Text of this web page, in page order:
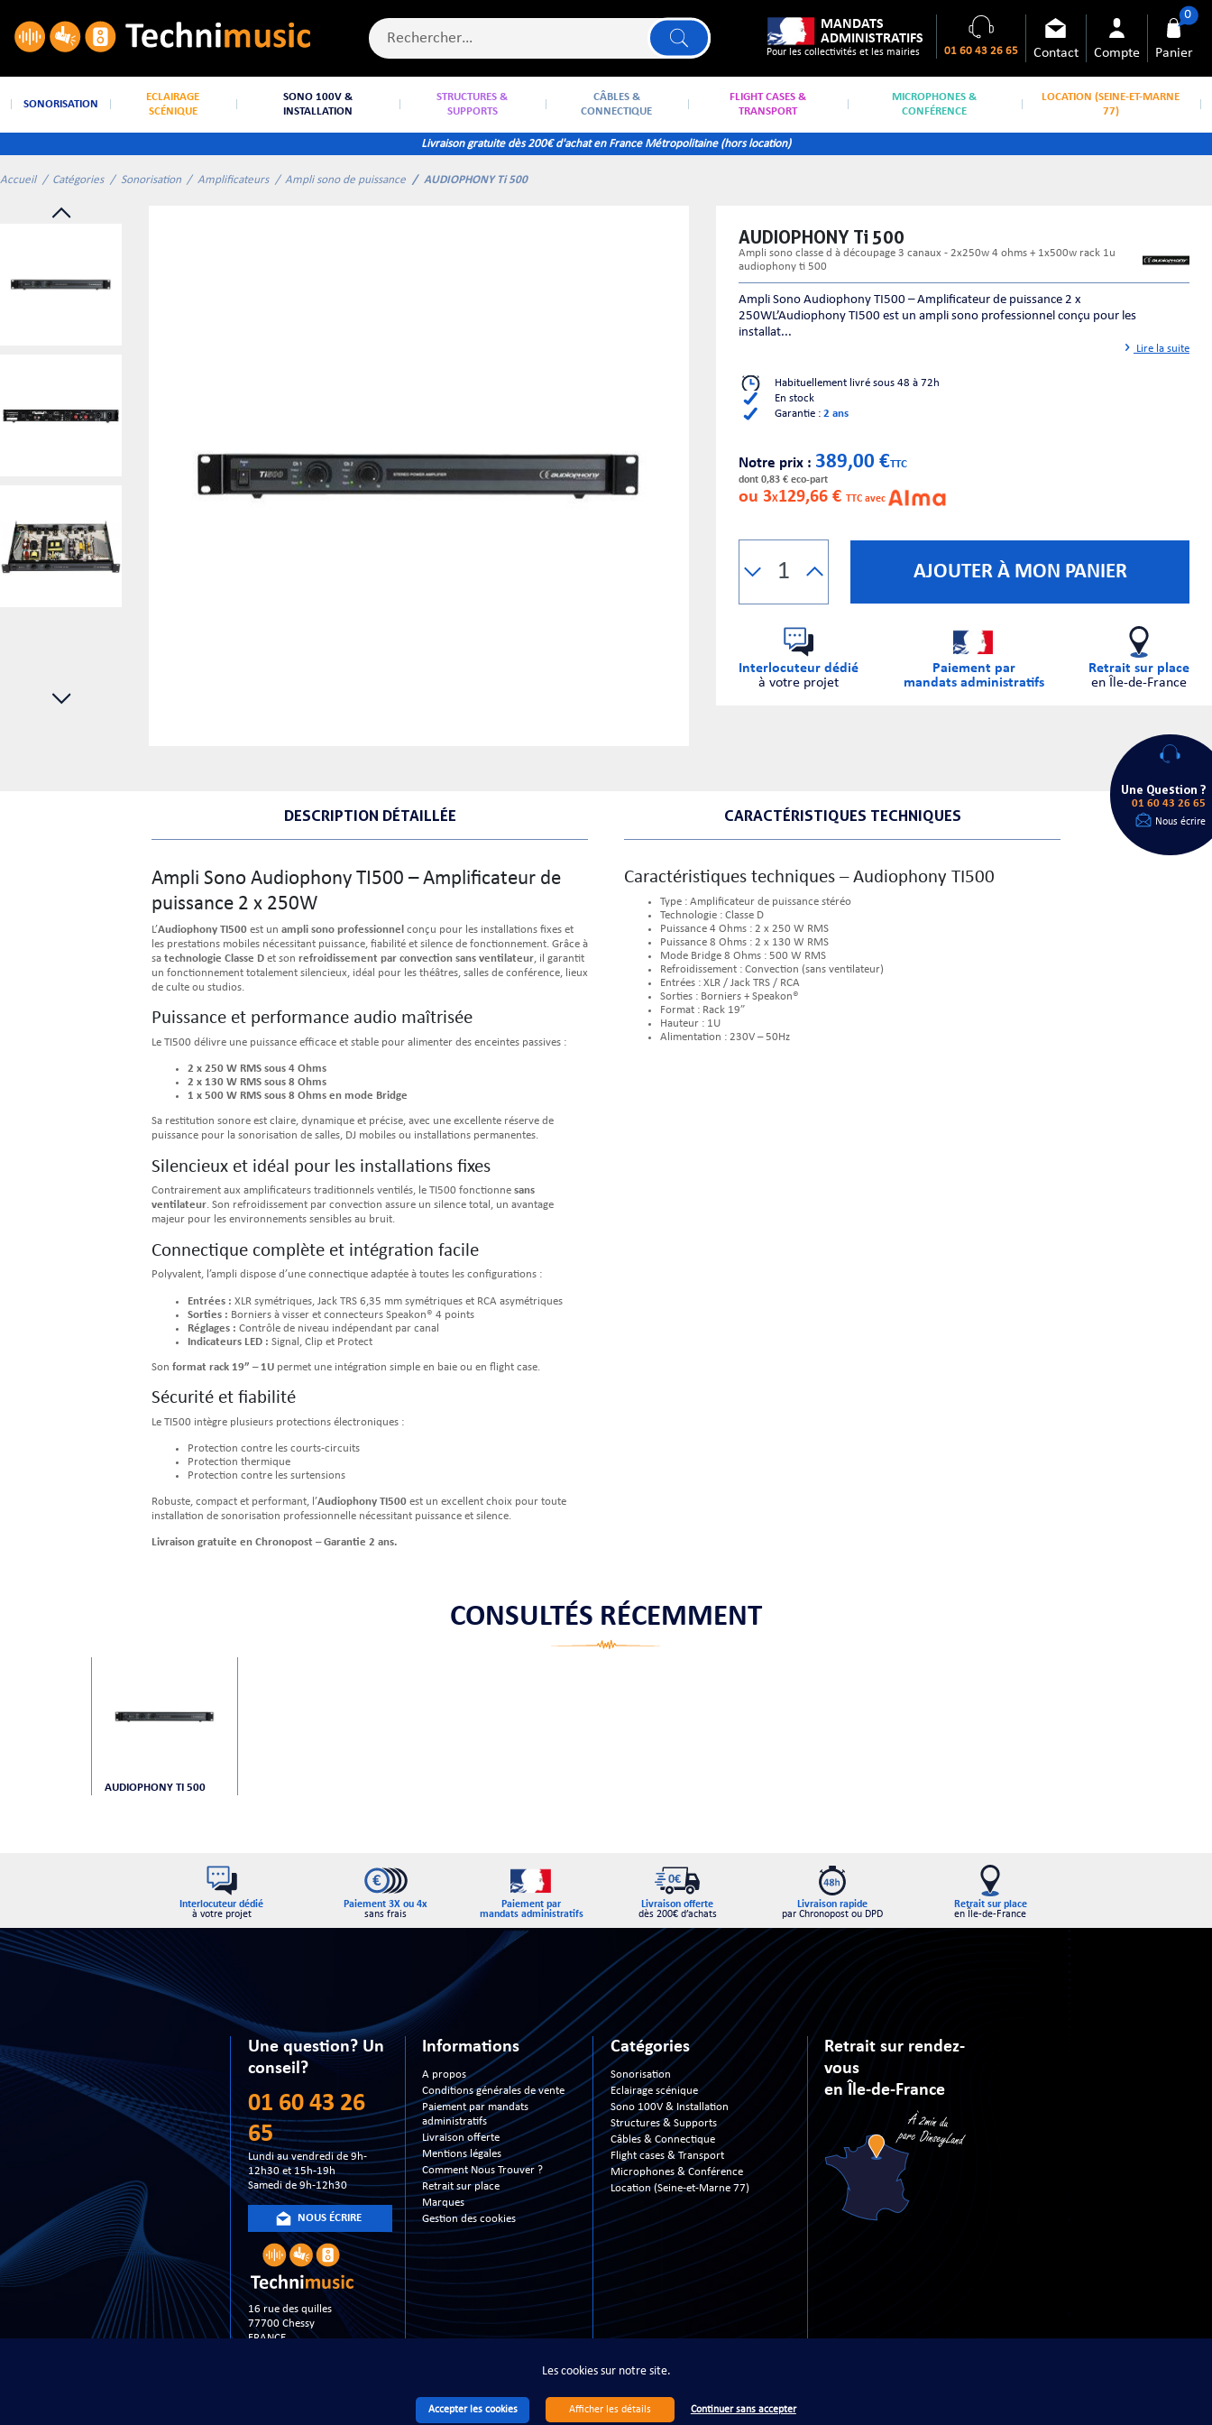
Les cookies sur notre site.
Accepter les cookies Afficher les détails Continuer sans accepter
MANDATS
ADMINISTRATIFS
Pour les collectivités et les mairies 01 60 43 26 65 Contact Compte Panier
0
SONORISATION
ECLAIRAGE
SCÉNIQUE
SONO 100V &
INSTALLATION
STRUCTURES &
SUPPORTS
CÂBLES &
CONNECTIQUE
FLIGHT CASES &
TRANSPORT
MICROPHONES &
CONFÉRENCE
LOCATION (SEINE-ET-MARNE
77)
Livraison gratuite dès 200€ d'achat en France Métropolitaine (hors location)
Accueil Catégories Sonorisation Amplificateurs Ampli sono de puissance AUDIOPHONY Ti 500
AUDIOPHONY Ti 500
ampli sono classe d à découpage 3 canaux - 2x250w 4 ohms + 1x500w rack 1u
audiophony ti 500
Ampli Sono Audiophony TI500 – Amplificateur de puissance 2 x
250WL’Audiophony TI500 est un ampli sono professionnel conçu pour les
installat...
Lire la suite
Habituellement livré sous 48 à 72h
En stock
Garantie : 2 ans
Notre prix : 389,00 €TTC
dont 0,83 € eco-part
ou 3X129,66 € TTC avec
AJOUTER À MON PANIER
Interlocuteur dédié
à votre projet
Paiement par
mandats administratifs
Retrait sur place
en Île-de-France
DESCRIPTION DÉTAILLÉE
Ampli Sono Audiophony TI500 – Amplificateur de
puissance 2 x 250W
L’Audiophony TI500 est un ampli sono professionnel conçu pour les installations fixes et
les prestations mobiles nécessitant puissance, fiabilité et silence de fonctionnement. Grâce à
sa technologie Classe D et son refroidissement par convection sans ventilateur, il garantit
un fonctionnement totalement silencieux, idéal pour les théâtres, salles de conférence, lieux
de culte ou studios.
Puissance et performance audio maîtrisée
Le TI500 délivre une puissance efficace et stable pour alimenter des enceintes passives :
2 x 250 W RMS sous 4 Ohms
2 x 130 W RMS sous 8 Ohms
1 x 500 W RMS sous 8 Ohms en mode Bridge
Sa restitution sonore est claire, dynamique et précise, avec une excellente réserve de
puissance pour la sonorisation de salles, DJ mobiles ou installations permanentes.
Silencieux et idéal pour les installations fixes
Contrairement aux amplificateurs traditionnels ventilés, le TI500 fonctionne sans
ventilateur. Son refroidissement par convection assure un silence total, un avantage
majeur pour les environnements sensibles au bruit.
Connectique complète et intégration facile
Polyvalent, l’ampli dispose d’une connectique adaptée à toutes les configurations :
Entrées : XLR symétriques, Jack TRS 6,35 mm symétriques et RCA asymétriques
Sorties : Borniers à visser et connecteurs Speakon® 4 points
Réglages : Contrôle de niveau indépendant par canal
Indicateurs LED : Signal, Clip et Protect
Son format rack 19” – 1U permet une intégration simple en baie ou en flight case.
Sécurité et fiabilité
Le TI500 intègre plusieurs protections électroniques :
Protection contre les courts-circuits
Protection thermique
Protection contre les surtensions
Robuste, compact et performant, l’Audiophony TI500 est un excellent choix pour toute
installation de sonorisation professionnelle nécessitant puissance et silence.
Livraison gratuite en Chronopost – Garantie 2 ans.
CARACTÉRISTIQUES TECHNIQUES
Caractéristiques techniques – Audiophony TI500
Type : Amplificateur de puissance stéréo
Technologie : Classe D
Puissance 4 Ohms : 2 x 250 W RMS
Puissance 8 Ohms : 2 x 130 W RMS
Mode Bridge 8 Ohms : 500 W RMS
Refroidissement : Convection (sans ventilateur)
Entrées : XLR / Jack TRS / RCA
Sorties : Borniers + Speakon®
Format : Rack 19”
Hauteur : 1U
Alimentation : 230V – 50Hz
CONSULTÉS RÉCEMMENT
AUDIOPHONY TI 500
Interlocuteur dédié
à votre projet
Paiement 3X ou 4x
sans frais
Paiement par
mandats administratifs
Livraison offerte
dès 200€ d’achats
Livraison rapide
par Chronopost ou DPD
Retrait sur place
en Île-de-France
Une question? Un
conseil?
01 60 43 26
65
Lundi au vendredi de 9h-
12h30 et 15h-19h
Samedi de 9h-12h30
NOUS ÉCRIRE
16 rue des quilles
77700 Chessy
FRANCE
Informations
A propos
Conditions générales de vente
Paiement par mandats
administratifs
Livraison offerte
Mentions légales
Comment Nous Trouver ?
Retrait sur place
Marques
Gestion des cookies
Catégories
Sonorisation
Eclairage scénique
Sono 100V & Installation
Structures & Supports
Câbles & Connectique
Flight cases & Transport
Microphones & Conférence
Location (Seine-et-Marne 77)
Retrait sur rendez-
vous
en Île-de-France
Copyright 2013- 2026 www.technimusic.fr © - All Right Reserved - Tous droits réservés - Site réalisé par
Une Question ?
01 60 43 26 65
Nous écrire
Les cookies sur notre site.